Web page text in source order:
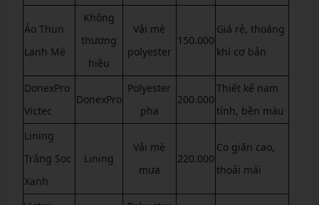
Áo Thun
Lạnh Mè
Không
thương
hiệu
Vải mè
polyester
150.000
Giá rẻ, thoáng
khí cơ bản
DonexPro
Victec
DonexPro
Polyester
pha
200.000
Thiết kế nam
tính, bền màu
Lining
Trắng Sọc
Xanh
Lining
Vải mè
mưa
220.000
Co giãn cao,
thoải mái